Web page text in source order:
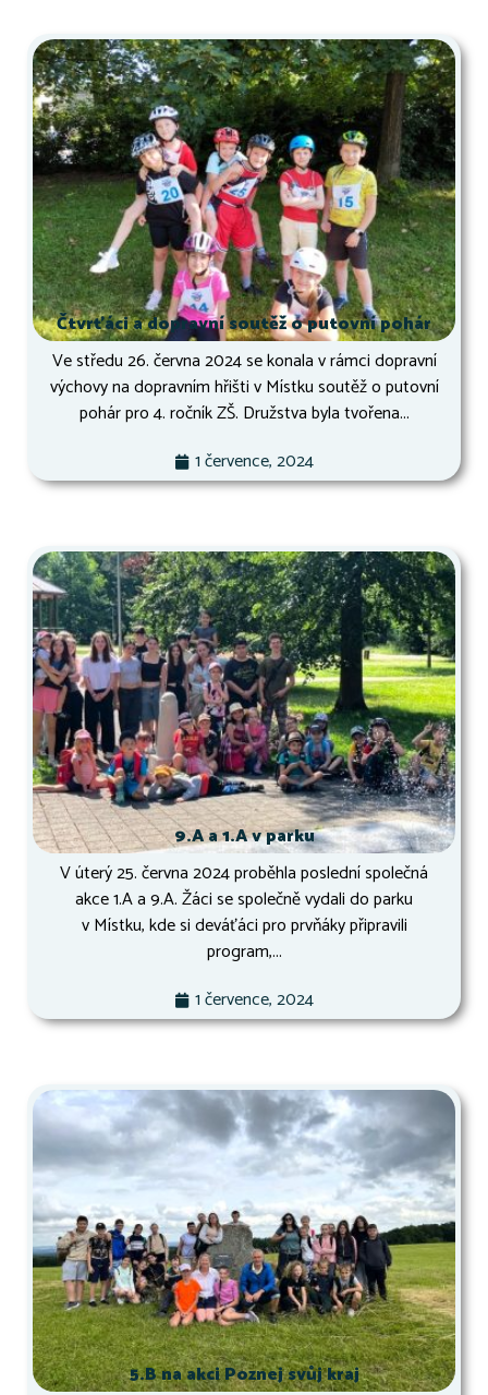
Čtvrťáci a dopravní soutěž o putovní pohár
Ve středu 26. června 2024 se konala v rámci dopravní
výchovy na dopravním hřišti v Místku soutěž o putovní
pohár pro 4. ročník ZŠ. Družstva byla tvořena...
1 července, 2024
9.A a 1.A v parku
V úterý 25. června 2024 proběhla poslední společná
akce 1.A a 9.A. Žáci se společně vydali do parku
v Místku, kde si deváťáci pro prvňáky připravili
program,...
1 července, 2024
5.B na akci Poznej svůj kraj